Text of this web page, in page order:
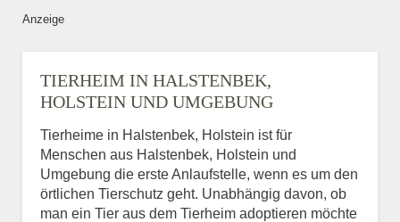
Anzeige
TIERHEIM IN HALSTENBEK,
HOLSTEIN UND UMGEBUNG
Tierheime in Halstenbek, Holstein ist für
Menschen aus Halstenbek, Holstein und
Umgebung die erste Anlaufstelle, wenn es um den
örtlichen Tierschutz geht. Unabhängig davon, ob
man ein Tier aus dem Tierheim adoptieren möchte